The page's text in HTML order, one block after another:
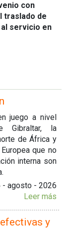
con
traslado de
servicio en
juego a nivel
Gibraltar, la
de África y
que no
interna son
- agosto - 2026
Leer más
y